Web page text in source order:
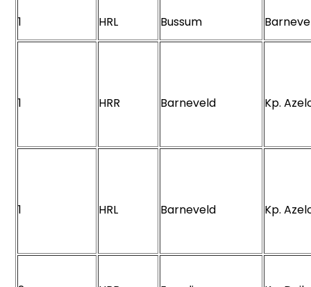
1 HRL Bussum
1 HRR Barneveld Kp.
1 HRL Barneveld Kp.